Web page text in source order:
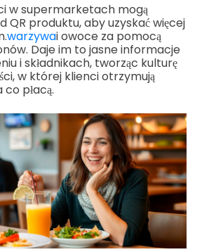
w supermarketach mogą
QR produktu, aby uzyskać więcej
warzywai owoce za pomocą
Daje im to jasne informacje
i składnikach, tworząc kulturę
w której klienci otrzymują
co płacą.